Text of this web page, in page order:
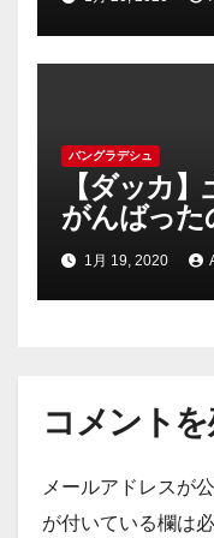
バングラデシュ
【ダッカ
がんばっ
1月 19, 2020
コメント
メールアドレスが
が付いている欄は